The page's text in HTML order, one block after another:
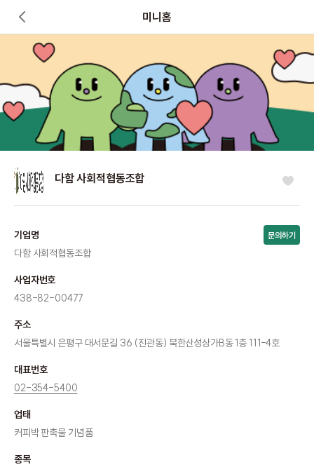
미니홈
다함 사회적협동조합
기업명 문의하기
다함 사회적협동조합
사업자번호
438-82-00477
주소
서울특별시 은평구 대서문길 36 (진관동) 북한산성상가B동 1층 111-4호
대표번호
02-354-5400
업태
커피박 판촉물 기념품
종목